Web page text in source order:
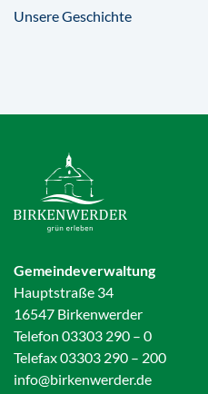
Unsere Geschichte
Gemeindeverwaltung
Hauptstraße 34
16547 Birkenwerder
Telefon 03303 290 – 0
Telefax 03303 290 – 200
info@birkenwerder.de